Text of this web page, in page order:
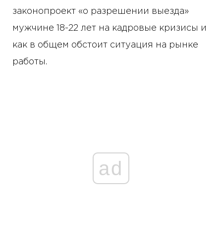
законопроект «о разрешении выезда»
мужчине 18-22 лет на кадровые кризисы и
как в общем обстоит ситуация на рынке
работы.
ad